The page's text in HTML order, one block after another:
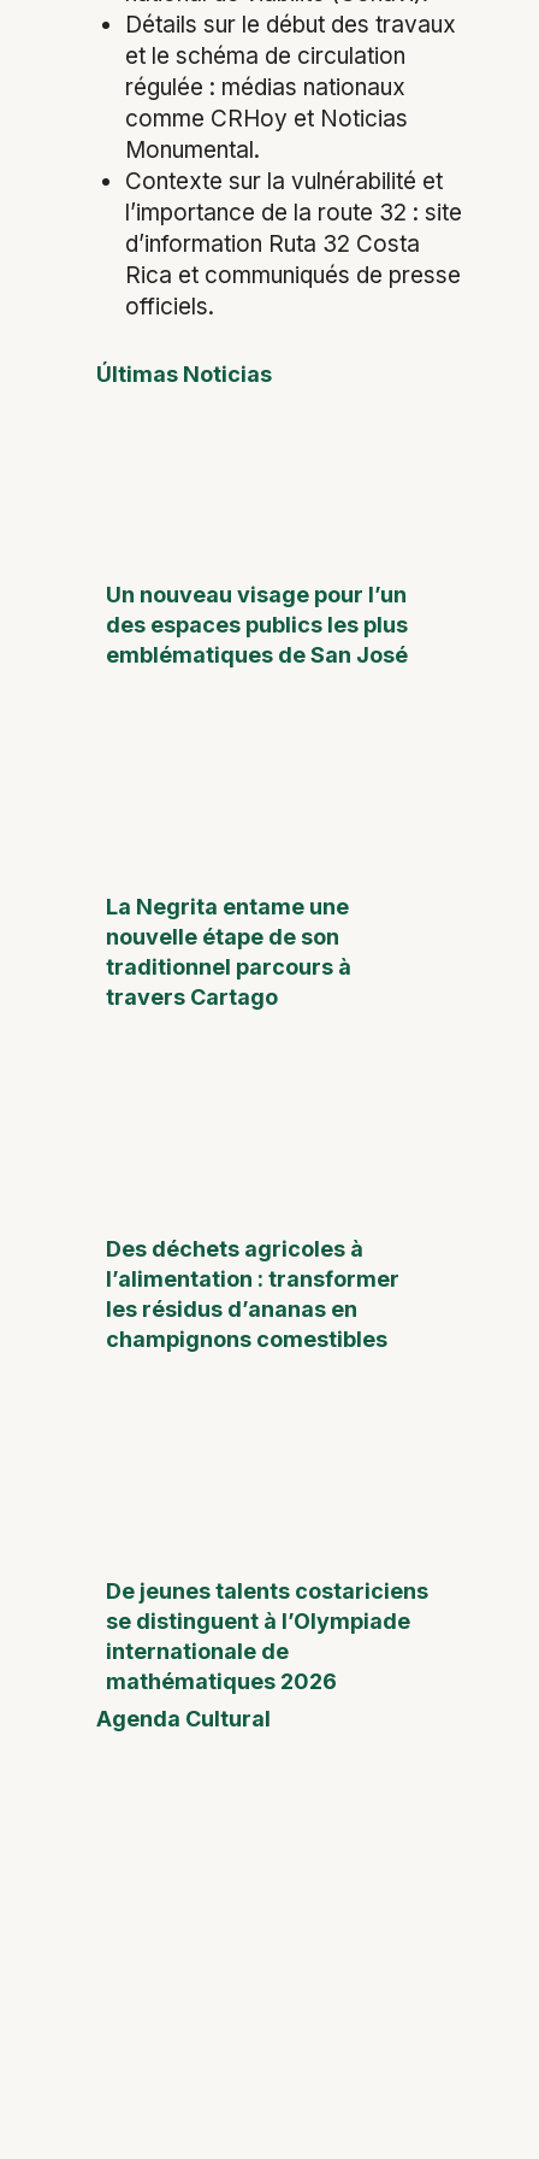
Détails sur le début des travaux
et le schéma de circulation
régulée : médias nationaux
comme CRHoy et Noticias
Monumental.
Contexte sur la vulnérabilité et
l’importance de la route 32 : site
d’information Ruta 32 Costa
Rica et communiqués de presse
officiels.
Últimas Noticias
Un nouveau visage pour l’un
des espaces publics les plus
emblématiques de San José
La Negrita entame une
nouvelle étape de son
traditionnel parcours à
travers Cartago
Des déchets agricoles à
l’alimentation : transformer
les résidus d’ananas en
champignons comestibles
De jeunes talents costariciens
se distinguent à l’Olympiade
internationale de
mathématiques 2026
Agenda Cultural